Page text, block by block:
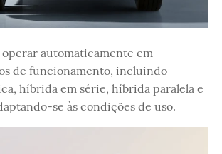
automaticamente em
de funcionamento, incluindo
híbrida em série, híbrida paralela e
se às condições de uso.